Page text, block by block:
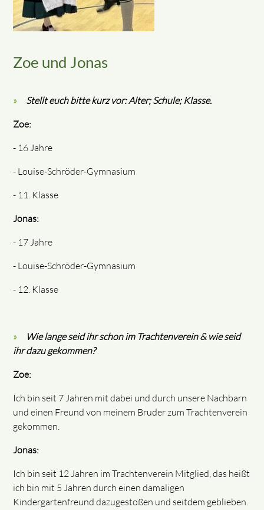
Zoe und Jonas
Stellt euch bitte kurz vor: Alter; Schule; Klasse.
Zoe:
- 16 Jahre
- Louise-Schröder-Gymnasium
- 11. Klasse
Jonas:
- 17 Jahre
- Louise-Schröder-Gymnasium
- 12. Klasse
Wie lange seid ihr schon im Trachtenverein & wie seid
ihr dazu gekommen?
Zoe:
Ich bin seit 7 Jahren mit dabei und durch unsere Nachbarn
und einen Freund von meinem Bruder zum Trachtenverein
gekommen.
Jonas:
Ich bin seit 12 Jahren im Trachtenverein Mitglied, das heißt
ich bin mit 5 Jahren durch einen damaligen
Kindergartenfreund dazugestoßen und seitdem geblieben.